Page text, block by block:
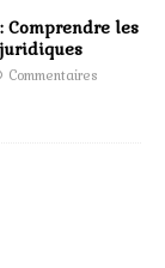
Comprendre les
Commentaires